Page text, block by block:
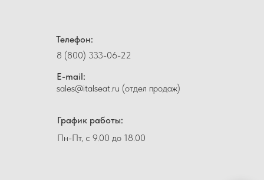
Телефон:
8 (800) 333-06-22
График работы:
Пн-Пт, с 9.00 до 18.00
sales@italseat.ru (отдел продаж)
E-mail: